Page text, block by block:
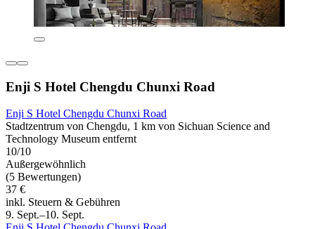
Enji S Hotel Chengdu Chunxi Road
Enji S Hotel Chengdu Chunxi Road
Stadtzentrum von Chengdu, 1 km von Sichuan Science and
Technology Museum entfernt
10/10
Außergewöhnlich
(5 Bewertungen)
37 €
inkl. Steuern & Gebühren
9. Sept.–10. Sept.